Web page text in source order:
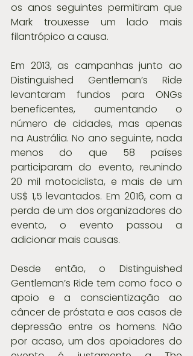
os anos seguintes permitiram que
Mark trouxesse um lado mais
filantrópico a causa.
Em 2013, as campanhas junto ao
Distinguished Gentleman’s Ride
levantaram fundos para ONGs
beneficentes, aumentando o
número de cidades, mas apenas
na Austrália. No ano seguinte, nada
menos do que 58 países
participaram do evento, reunindo
20 mil motociclista, e mais de um
US$ 1,5 levantados. Em 2016, com a
perda de um dos organizadores do
evento, o evento passou a
adicionar mais causas.
Desde então, o Distinguished
Gentleman’s Ride tem como foco o
apoio e a conscientização ao
câncer de próstata e aos casos de
depressão entre os homens. Não
por acaso, um dos apoiadores do